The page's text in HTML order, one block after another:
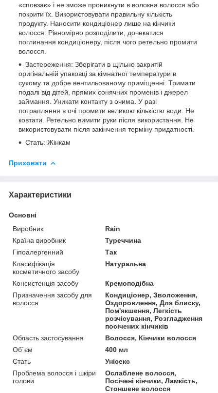
«сповзає» і не зможе проникнути в волокна волосся або
покрити їх. Використовувати правильну кількість
продукту. Наносити кондиціонер лише на кінчики
волосся. Рівномірно розподілити, дочекатися
поглинання кондиціонеру, після чого ретельно промити
волосся.
Застереження: Зберігати в щільно закритій
оригінальній упаковці за кімнатної температури в
сухому та добре вентильованому приміщенні. Тримати
подалі від дітей, прямих сонячних променів і джерел
займання. Уникати контакту з очима. У разі
потрапляння в очі промити великою кількістю води. Не
ковтати. Ретельно вимити руки після використання. Не
використовувати після закінчення терміну придатності.
Стать: Жінкам
Приховати
Характеристики
Основні
Виробник
Rain
Країна виробник
Туреччина
Гіпоалергенний
Так
Класифікація
косметичного засобу
Натуральна
Консистенція засобу
Кремоподібна
Призначення засобу для
волосся
Кондиціонер, Зволоження,
Оздоровлення, Для блиску,
Пом'якшення, Легкість
розчісування, Розгладження
посічених кінчиків
Область застосування
Волосся, Кінчики волосся
Об`єм
400 мл
Стать
Унісекс
Проблема волосся і шкіри
голови
Ослаблене волосся,
Посічені кінчики, Ламкість,
Стоншене волосся